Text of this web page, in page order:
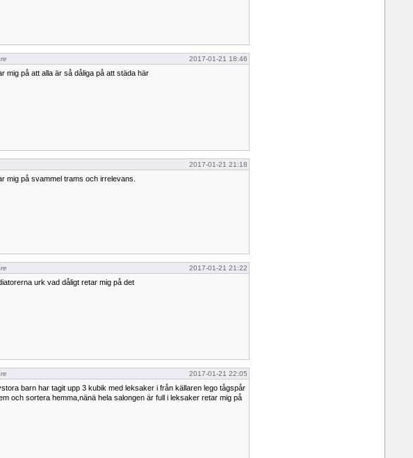
2017-01-21 18:46
mig på att alla är så dåliga på att städa här
2017-01-21 21:18
mig på svammel trams och irrelevans.
2017-01-21 21:22
urk vad dåligt retar mig på det
2017-01-21 22:05
barn har tagit upp 3 kubik med leksaker i från källaren lego tågspår
och sortera hemma,nänä hela salongen är full i leksaker retar mig på